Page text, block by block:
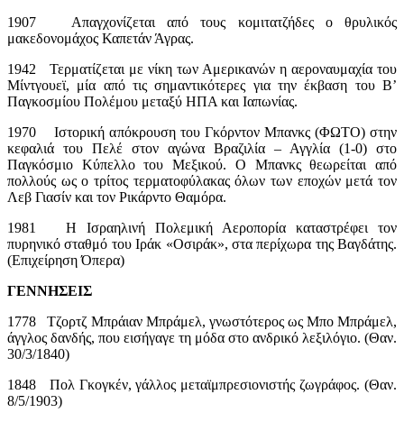
1907 Απαγχονίζεται από τους κομιτατζήδες ο θρυλικός
μακεδονομάχος Καπετάν Άγρας.
1942 Τερματίζεται με νίκη των Αμερικανών η αεροναυμαχία του
Μίντγουεϊ, μία από τις σημαντικότερες για την έκβαση του Β’
Παγκοσμίου Πολέμου μεταξύ ΗΠΑ και Ιαπωνίας.
1970 Ιστορική απόκρουση του Γκόρντον Μπανκς (ΦΩΤΟ) στην
κεφαλιά του Πελέ στον αγώνα Βραζιλία – Αγγλία (1-0) στο
Παγκόσμιο Κύπελλο του Μεξικού. Ο Μπανκς θεωρείται από
πολλούς ως ο τρίτος τερματοφύλακας όλων των εποχών μετά τον
Λεβ Γιασίν και τον Ρικάρντο Θαμόρα.
1981 Η Ισραηλινή Πολεμική Αεροπορία καταστρέφει τον
πυρηνικό σταθμό του Ιράκ «Οσιράκ», στα περίχωρα της Βαγδάτης.
(Επιχείρηση Όπερα)
ΓΕΝΝΗΣΕΙΣ
1778 Τζορτζ Μπράιαν Μπράμελ, γνωστότερος ως Μπο Μπράμελ,
άγγλος δανδής, που εισήγαγε τη μόδα στο ανδρικό λεξιλόγιο. (Θαν.
30/3/1840)
1848 Πολ Γκογκέν, γάλλος μεταϊμπρεσιονιστής ζωγράφος. (Θαν.
8/5/1903)